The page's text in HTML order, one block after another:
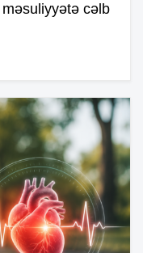
cəlb